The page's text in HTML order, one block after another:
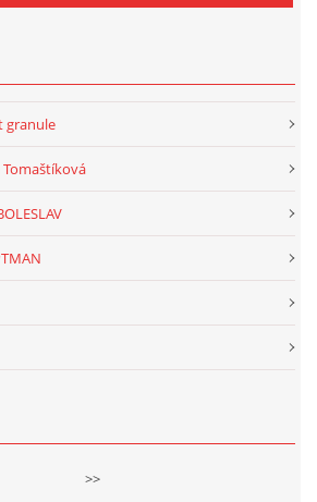
granule
Tomaštíková
>>